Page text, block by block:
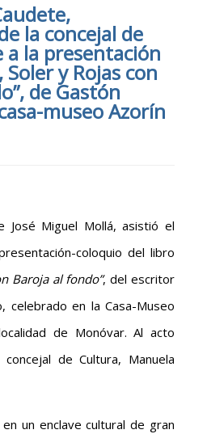
la concejal de
la presentación
Soler y Rojas con
de Gastón
museo Azorín
José Miguel Mollá, asistió el
coloquio del libro
Baroja al fondo”, del escritor
celebrado en la Casa-Museo
de Monóvar. Al acto
de Cultura, Manuela
un enclave cultural de gran